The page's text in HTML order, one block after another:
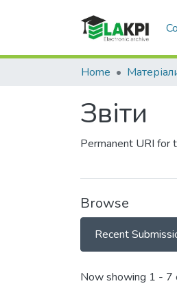
Home
Звіти
Permanent URI for
Browse
Recent
Recent
Now showing 1 - 7